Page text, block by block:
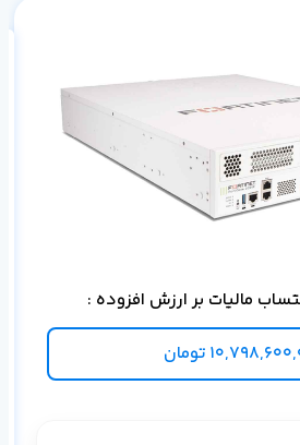
مالیات بر ارزش افزوده :
تومان